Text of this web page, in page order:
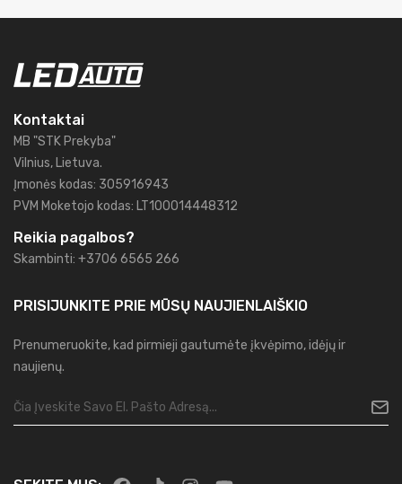
Kontaktai
MB "STK Prekyba"
Vilnius, Lietuva.
Įmonės kodas: 305916943
PVM Moketojo kodas: LT100014448312
Reikia pagalbos?
Skambinti: +3706 6565 266
PRISIJUNKITE PRIE MŪSŲ NAUJIENLAIŠKIO
Prenumeruokite, kad pirmieji gautumėte įkvėpimo, idėjų ir
naujienų.